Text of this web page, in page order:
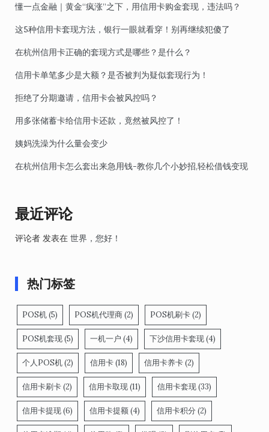
懂一点金融｜黄金“疯涨”之下，用信用卡购金套现，违法吗？
这5种信用卡套现方法，银行一眼就看穿！别再继续犯傻了
在杭州信用卡正确的套现方式是哪些？是什么？
信用卡单笔多少是大额？是否被判为疑似套现行为！
拒绝了分期邀请，信用卡会被风控吗？
用多张储蓄卡给信用卡还款，竟然被风控了！
姨妈洗澡为什么量会变少
在杭州信用卡怎么套出来急用钱-教你几个小妙招,轻松借钱变现
最近评论
评论者 发表在 世界，您好！
热门标签
POS机(5) POS机代理商(2) POS机刷卡(2)
POS机套现(5) 一机一户 (4) 下沙信用卡套现(4)
个人POS机(2) 信用卡(18) 信用卡养卡(2)
信用卡刷卡(2) 信用卡取现(11) 信用卡套现(33)
信用卡提现(6) 信用卡提额(4) 信用卡积分 (2)